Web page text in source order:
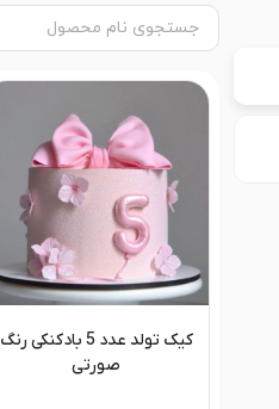
کیک تولد عدد 5 بادکنکی رنگ
صورتی